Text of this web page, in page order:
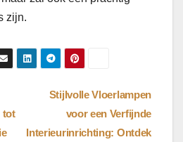
zijn.
Stijlvolle Vloerlampen
voor een Verfijnde
Interieurinrichting: Ontdek
tot